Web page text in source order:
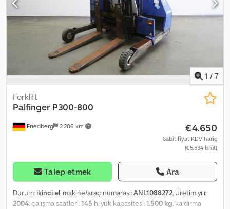
1 / 7
Friedberg 2.206 km
Forklift
Palfinger P300-800
€4.650
Sabit fiyat KDV hariç
(€5.534 brüt)
Talep etmek Ara
Durum: ikinci el, makine/araç numarası:ANL1088272, Üretim yılı:
2004, çalışma saatleri:145 h, yük kapasitesi:1.500 kg, kaldırma